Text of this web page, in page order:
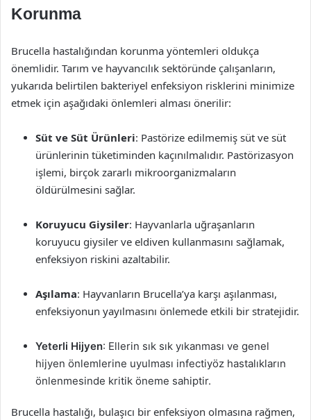
Korunma
Brucella hastalığından korunma yöntemleri oldukça
önemlidir. Tarım ve hayvancılık sektöründe çalışanların,
yukarıda belirtilen bakteriyel enfeksiyon risklerini minimize
etmek için aşağıdaki önlemleri alması önerilir:
Süt ve Süt Ürünleri: Pastörize edilmemiş süt ve süt
ürünlerinin tüketiminden kaçınılmalıdır. Pastörizasyon
işlemi, birçok zararlı mikroorganizmaların
öldürülmesini sağlar.
Koruyucu Giysiler: Hayvanlarla uğraşanların
koruyucu giysiler ve eldiven kullanmasını sağlamak,
enfeksiyon riskini azaltabilir.
Aşılama: Hayvanların Brucella’ya karşı aşılanması,
enfeksiyonun yayılmasını önlemede etkili bir stratejidir.
Yeterli Hijyen: Ellerin sık sık yıkanması ve genel
hijyen önlemlerine uyulması infectiyöz hastalıkların
önlenmesinde kritik öneme sahiptir.
Brucella hastalığı, bulaşıcı bir enfeksiyon olmasına rağmen,